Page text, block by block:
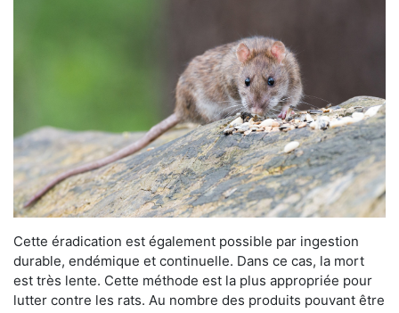
Cette éradication est également possible par ingestion
durable, endémique et continuelle. Dans ce cas, la mort
est très lente. Cette méthode est la plus appropriée pour
lutter contre les rats. Au nombre des produits pouvant être